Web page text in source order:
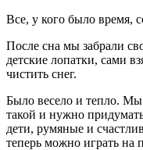
Все, у кого было время,
После сна мы забрали
детские лопатки, сами
чистить снег.
Было весело и тепло.
такой и нужно
дети, румяные и
теперь можно играть на